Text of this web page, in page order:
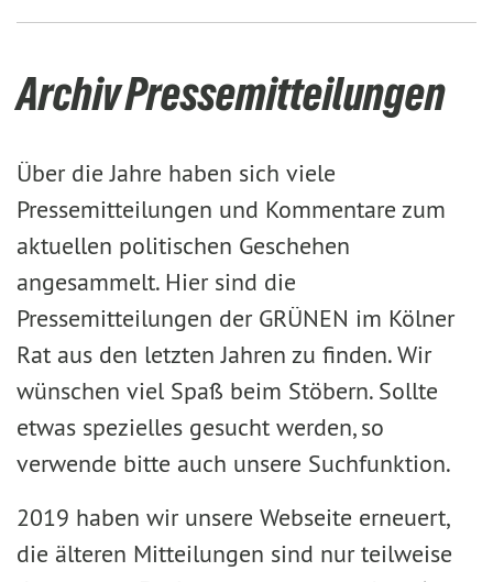
Archiv Pressemitteilungen
Über die Jahre haben sich viele
Pressemitteilungen und Kommentare zum
aktuellen politischen Geschehen
angesammelt. Hier sind die
Pressemitteilungen der GRÜNEN im Kölner
Rat aus den letzten Jahren zu finden. Wir
wünschen viel Spaß beim Stöbern. Sollte
etwas spezielles gesucht werden, so
verwende bitte auch unsere Suchfunktion.
2019 haben wir unsere Webseite erneuert,
die älteren Mitteilungen sind nur teilweise